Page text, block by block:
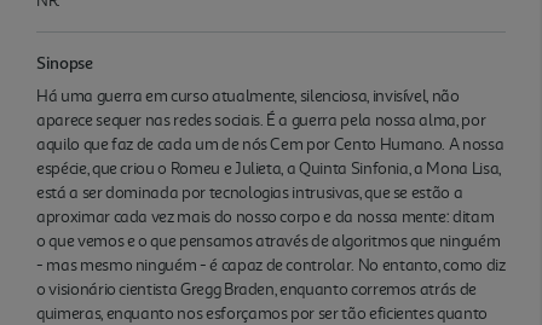
Sinopse
Há uma guerra em curso atualmente, silenciosa, invisível, não
aparece sequer nas redes sociais. É a guerra pela nossa alma, por
aquilo que faz de cada um de nós Cem por Cento Humano. A nossa
espécie, que criou o Romeu e Julieta, a Quinta Sinfonia, a Mona Lisa,
está a ser dominada por tecnologias intrusivas, que se estão a
aproximar cada vez mais do nosso corpo e da nossa mente: ditam
o que vemos e o que pensamos através de algoritmos que ninguém
- mas mesmo ninguém - é capaz de controlar. No entanto, como diz
o visionário cientista Gregg Braden, enquanto corremos atrás de
quimeras, enquanto nos esforçamos por ser tão eficientes quanto